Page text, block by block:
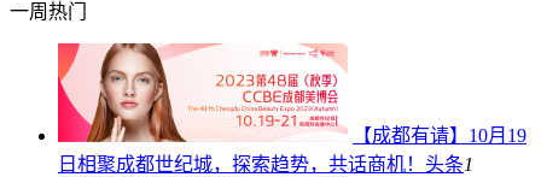
一周热门
【成都有请】10月19
日相聚成都世纪城，探索趋势，共话商机！ 头条1